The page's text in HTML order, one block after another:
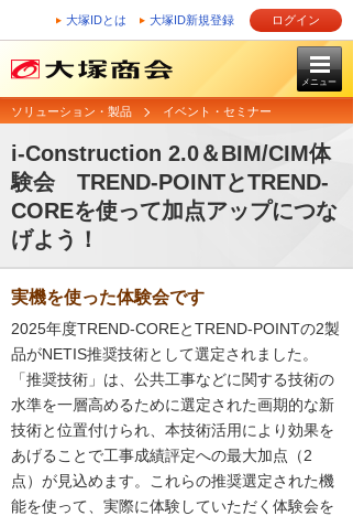
大塚IDとは 大塚ID新規登録 ログイン
メニュー
ソリューション・製品 イベント・セミナー
i-Construction 2.0＆BIM/CIM体
験会 TREND-POINTとTREND-
COREを使って加点アップにつな
げよう！
実機を使った体験会です
2025年度TREND-COREとTREND-POINTの2製
品がNETIS推奨技術として選定されました。
「推奨技術」は、公共工事などに関する技術の
水準を一層高めるために選定された画期的な新
技術と位置付けられ、本技術活用により効果を
あげることで工事成績評定への最大加点（2
点）が見込めます。これらの推奨選定された機
能を使って、実際に体験していただく体験会を